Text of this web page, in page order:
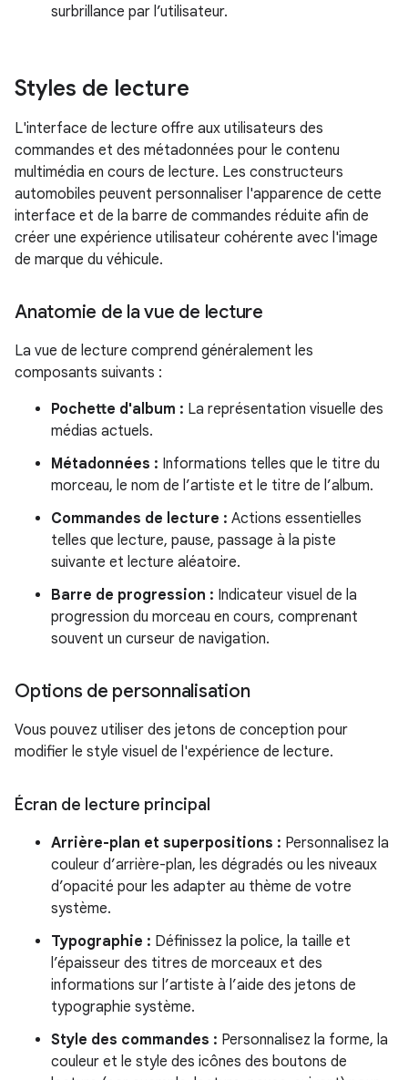
surbrillance par l’utilisateur.
Styles de lecture
L'interface de lecture offre aux utilisateurs des
commandes et des métadonnées pour le contenu
multimédia en cours de lecture. Les constructeurs
automobiles peuvent personnaliser l'apparence de cette
interface et de la barre de commandes réduite afin de
créer une expérience utilisateur cohérente avec l'image
de marque du véhicule.
Anatomie de la vue de lecture
La vue de lecture comprend généralement les
composants suivants :
Pochette d'album : La représentation visuelle des
médias actuels.
Métadonnées : Informations telles que le titre du
morceau, le nom de l’artiste et le titre de l’album.
Commandes de lecture : Actions essentielles
telles que lecture, pause, passage à la piste
suivante et lecture aléatoire.
Barre de progression : Indicateur visuel de la
progression du morceau en cours, comprenant
souvent un curseur de navigation.
Options de personnalisation
Vous pouvez utiliser des jetons de conception pour
modifier le style visuel de l'expérience de lecture.
Écran de lecture principal
Arrière-plan et superpositions : Personnalisez la
couleur d’arrière-plan, les dégradés ou les niveaux
d’opacité pour les adapter au thème de votre
système.
Typographie : Définissez la police, la taille et
l’épaisseur des titres de morceaux et des
informations sur l’artiste à l’aide des jetons de
typographie système.
Style des commandes : Personnalisez la forme, la
couleur et le style des icônes des boutons de